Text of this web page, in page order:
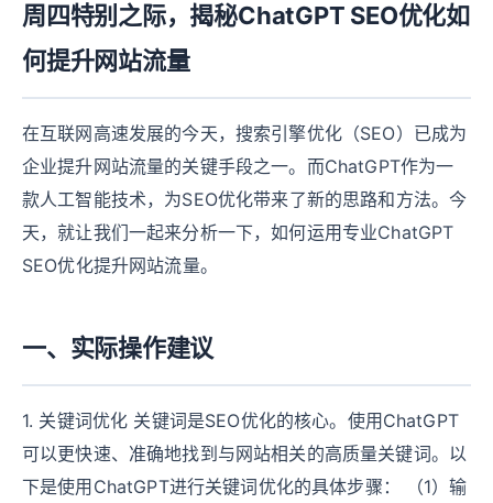
周四特别之际，揭秘ChatGPT SEO优化如
何提升网站流量
在互联网高速发展的今天，搜索引擎优化（SEO）已成为
企业提升网站流量的关键手段之一。而ChatGPT作为一
款人工智能技术，为SEO优化带来了新的思路和方法。今
天，就让我们一起来分析一下，如何运用专业ChatGPT
SEO优化提升网站流量。
一、实际操作建议
1. 关键词优化 关键词是SEO优化的核心。使用ChatGPT
可以更快速、准确地找到与网站相关的高质量关键词。以
下是使用ChatGPT进行关键词优化的具体步骤： （1）输